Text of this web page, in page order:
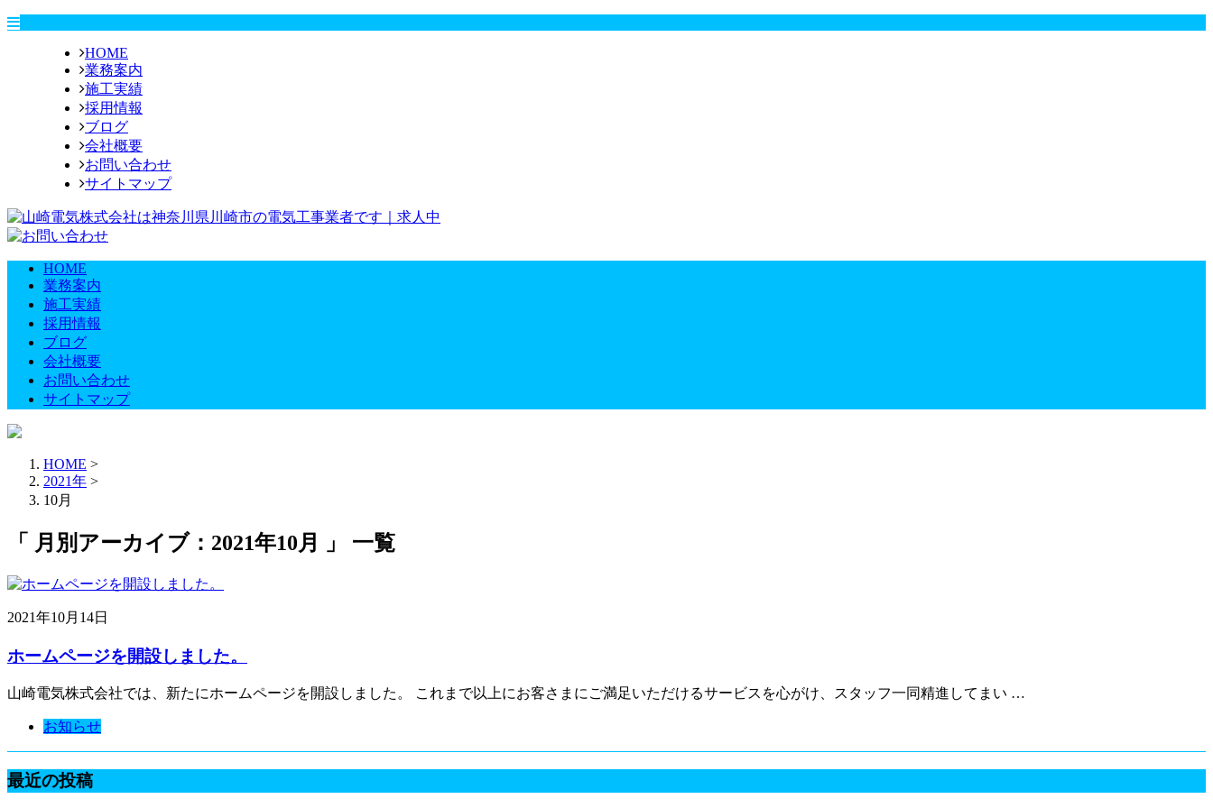
HOME
業務案内
施工実績
採用情報
ブログ
会社概要
お問い合わせ
サイトマップ
HOME
業務案内
施工実績
採用情報
ブログ
会社概要
お問い合わせ
サイトマップ
HOME >
2021年 >
10月
「 月別アーカイブ：2021年10月 」 一覧
2021年10月14日
ホームページを開設しました。
山崎電気株式会社では、新たにホームページを開設しました。 これまで以上にお客さまにご満足いただけるサービスを心がけ、スタッフ一同精進してまい …
お知らせ
最近の投稿